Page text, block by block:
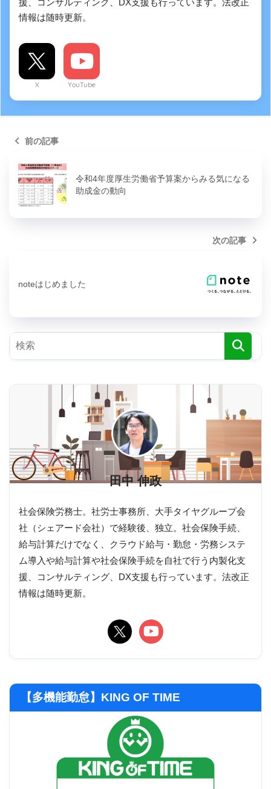
情報は随時更新。
X YouTube
前の記事
令和4年度厚生労働省予算案からみる気になる
助成金の動向
次の記事
noteはじめました
田中 伸政
社会保険労務士。社労士事務所、大手タイヤグループ会
社（シェアード会社）で経験後、独立。社会保険手続、
給与計算だけでなく、クラウド給与・勤怠・労務システ
ム導入や給与計算や社会保険手続を自社で行う内製化支
援、コンサルティング、DX支援も行っています。法改正
情報は随時更新。
【多機能勤怠】KING OF TIME